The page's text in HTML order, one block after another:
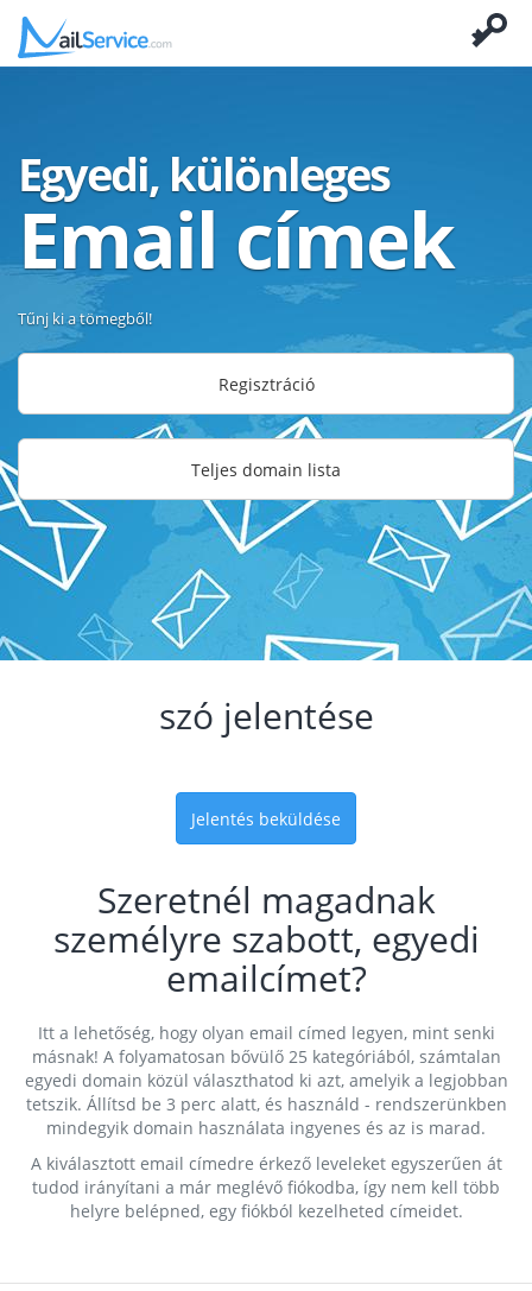
Egyedi, különleges
Email címek
Tűnj ki a tömegből!
Regisztráció
Teljes domain lista
szó jelentése
Jelentés beküldése
Szeretnél magadnak
személyre szabott, egyedi
emailcímet?
Itt a lehetőség, hogy olyan email címed legyen, mint senki
másnak! A folyamatosan bővülő 25 kategóriából, számtalan
egyedi domain közül választhatod ki azt, amelyik a legjobban
tetszik. Állítsd be 3 perc alatt, és használd - rendszerünkben
mindegyik domain használata ingyenes és az is marad.
A kiválasztott email címedre érkező leveleket egyszerűen át
tudod irányítani a már meglévő fiókodba, így nem kell több
helyre belépned, egy fiókból kezelheted címeidet.